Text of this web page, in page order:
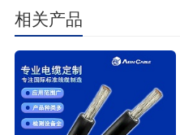
ANO06.001.04.001.00B
ANO06.001.05.001.00B
ANO06.001.07.001.00B
相关产品